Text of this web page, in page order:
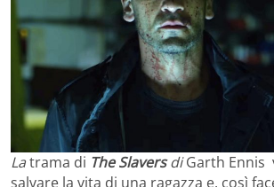
Latrama di The SlaversdiGarth Ennis
salvare la vita di una ragazza e, così